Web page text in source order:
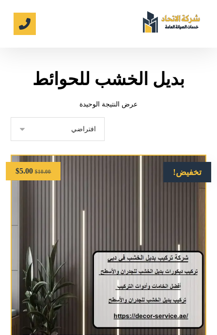
بديل الخشب للحوائط
عرض النتيجة الوحيدة
تخفيض! $10.00
$5.00